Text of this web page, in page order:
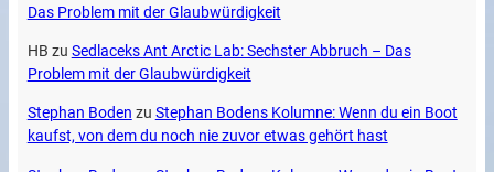
Das Problem mit der Glaubwürdigkeit
HB zu Sedlaceks Ant Arctic Lab: Sechster Abbruch – Das
Problem mit der Glaubwürdigkeit
Stephan Boden zu Stephan Bodens Kolumne: Wenn du ein Boot
kaufst, von dem du noch nie zuvor etwas gehört hast